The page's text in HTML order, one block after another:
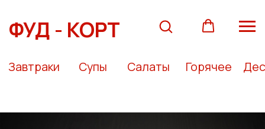
ФУД - КОРТ